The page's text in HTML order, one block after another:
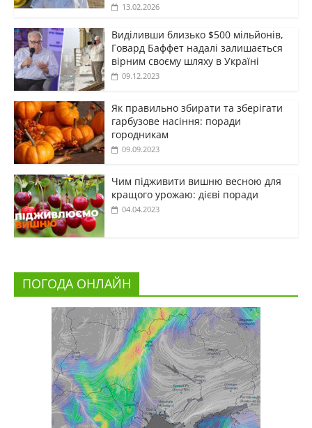
13.02.2026
Виділивши близько $500 мільйонів,
Говард Баффет надалі залишається
вірним своєму шляху в Україні
09.12.2023
Як правильно збирати та зберігати
гарбузове насіння: поради
городникам
09.09.2023
Чим підживити вишню весною для
кращого урожаю: дієві поради
04.04.2023
ПОГОДА ОНЛАЙН